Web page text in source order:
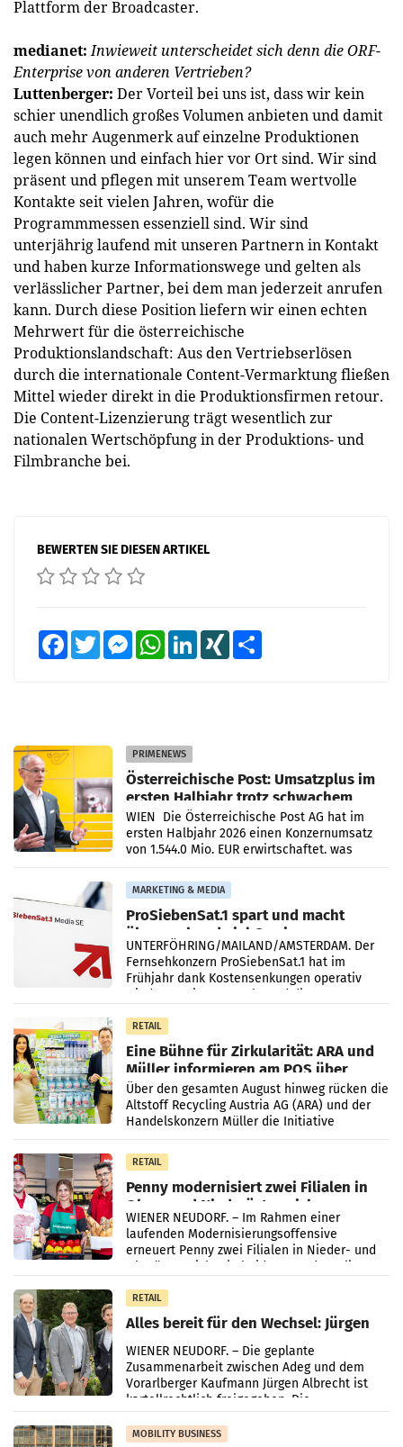
Plattform der Broadcaster.
medianet:Inwieweit unterscheidet sich denn die ORF-
Enter­prise von anderen Vertrieben?
Luttenberger: Der Vorteil bei uns ist, dass wir kein
schier unendlich großes Volumen anbieten und damit
auch mehr Augenmerk auf einzelne Produktionen
legen können und einfach hier vor Ort sind. Wir sind
präsent und pflegen mit unserem Team wertvolle
Kontakte seit vielen Jahren, wofür die
Programmmessen essenziell sind. Wir sind
unterjährig laufend mit unseren Partnern in Kontakt
und haben kurze Informationswege und gelten als
verlässlicher Partner, bei dem man jederzeit anrufen
kann. Durch diese Position liefern wir einen echten
Mehrwert für die österreichische
Produktionslandschaft: Aus den Vertriebserlösen
durch die internationale Content-Vermarktung fließen
Mittel wieder direkt in die Produktionsfirmen retour.
Die Content-Lizenzierung trägt wesentlich zur
nationalen Wertschöpfung in der Produktions- und
Filmbranche bei.
BEWERTEN SIE DIESEN ARTIKEL
FacebookTwitter MessengerWhatsAppLinkedInXING
PRIMENEWS
Österreichische Post: Umsatzplus im
ersten Halbjahr trotz schwachem
Briefgeschäft
WIEN Die Österreichische Post AG hat im
ersten Halbjahr 2026 einen Konzernumsatz
von 1.544,0 Mio. EUR erwirtschaftet, was
einem Plus von 3,8 Prozent gegenüber dem
Vergleichszeitraum
MARKETING & MEDIA
ProSiebenSat.1 spart und macht
überraschend viel Gewinn
UNTERFÖHRING/MAILAND/AMSTERDAM. Der
Fernsehkonzern ProSiebenSat.1 hat im
Frühjahr dank Kostensenkungen operativ
wieder Gewinn gemacht und die
RETAIL
Eine Bühne für Zirkularität: ARA und
Müller informieren am POS über
Kreislauffähigkeit
Über den gesamten August hinweg rücken die
Altstoff Recycling Austria AG (ARA) und der
Handelskonzern Müller die Initiative
„Kreislauf-Helden“ in allen österreichischen
Müller-Filialen
RETAIL
Penny modernisiert zwei Filialen in
Ober- und Niederösterreich
WIENER NEUDORF. – Im Rahmen einer
laufenden Modernisierungsoffensive
erneuert Penny zwei Filialen in Nieder- und
Oberösterreich. Die beiden Standorte liegen
RETAIL
Alles bereit für den Wechsel: Jürgen
Albrecht setzt ab 1.1.2027 auf Adeg
WIENER NEUDORF. – Die geplante
Zusammenarbeit zwischen Adeg und dem
Vorarlberger Kaufmann Jürgen Albrecht ist
kartellrechtlich freigegeben: Die
Bundeswettbewerbsbehörde und der
Bundeskartellanwalt
MOBILITY BUSINESS